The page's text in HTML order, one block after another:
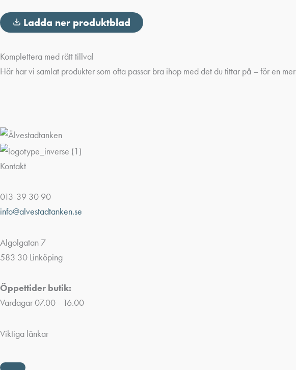
Ladda ner produktblad
Komplettera med rätt tillval
Här har vi samlat produkter som ofta passar bra ihop med det du tittar på – för en
Kontakt
013-39 30 90
info@alvestadtanken.se
Algolgatan 7
583 30 Linköping
Öppettider butik:
Vardagar 07.00 - 16.00
Viktiga länkar